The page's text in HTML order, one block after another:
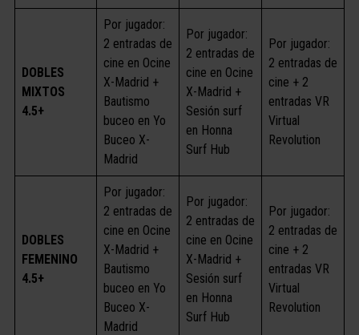
DOBLES
MIXTOS
4.5+
Por jugador:
2 entradas de
cine en Ocine
X-Madrid +
Bautismo
buceo en Yo
Buceo X-
Madrid
Por jugador:
2 entradas de
cine en Ocine
X-Madrid +
Sesión surf
en Honna
Surf Hub
Por jugador:
2 entradas de
cine + 2
entradas VR
Virtual
Revolution
DOBLES
FEMENINO
4.5+
Por jugador:
2 entradas de
cine en Ocine
X-Madrid +
Bautismo
buceo en Yo
Buceo X-
Madrid
Por jugador:
2 entradas de
cine en Ocine
X-Madrid +
Sesión surf
en Honna
Surf Hub
Por jugador:
2 entradas de
cine + 2
entradas VR
Virtual
Revolution